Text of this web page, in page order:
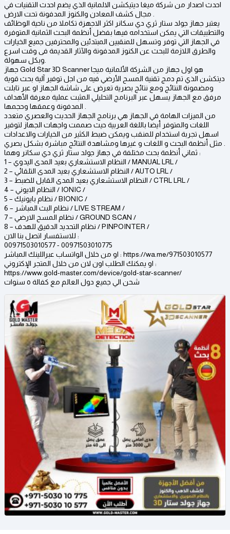
احدث اصدار من شركة ميغا ديتيكشن الالمانية الذي يضم احدث التقنيات في
يعتبر جهاز جولد ستار ثري دي سكانر اكثر الاجهزة تكاملا من ناحية الوظائف
والتطبيقات التي يمكن استخدامه فيها بفضل أنظمة البحث الثمانية المتوفرة
في الجهاز التي توفر وتسهل للمنقبين المبتدئين والمحترفين جميع الخيارات
والطرق اللازمة للبحث عن الكنوز المدفونة والآثار القديمة فى وقت اسرع
جهاز Gold Star 3D Scanner هو اول جهاز من الشركة الألمانية ميجا
ديتكشن الذي تم دمج تقنية المسح الأرضي فيه من اجل توفير آلية بحث قوية
ومضمونة النتائج ومع نتائج بصرية تعرض على شاشة الجهاز او عبر تابلت
مرفق مع الجهاز يسهل عبر البرنامج التحليلي المثبت عملية معرفة الأهداف
من الميزات الهامة في الجهاز هي برنامج الجهاز الحديث والعصري متعدد
اللغات والمتوفر أيضا باللغة العربية حيث صممت واجهات الجهاز لتوفير
اسهل تجربة استخدام للمنقب ويمكن ضبط الكثير من الخيارات والاعدادات
ثماني أنظمة بحث مختلفة في جهاز جولد ستار ثري دي سكانر وهما :
1 – النظام الاستشعاري بعيد المدى اليدوي / MANUAL LRL /
2 – النظام الاستشعاري بعيد المدى التلقائي / AUTO LRL /
3 – النظام الاستشعاري بعيد المدى القابل للضبط / CTRL LRL /
4 – النظام الايوني / IONIC /
5 – نظام بايونيك / BIONIC /
6 – نظام البث المباشر / LIVE STREAM /
7 – نظام المسح الارضي / GROUND SCAN /
8 – نظام التحديد الدقيق للهدف / PINPOINTER /
للاستفسار اتصل بنا الان :
00971503010577 - 00971503010775
او من خلال الواتساب عبراللينك المباشر : https://wa.me/971503010577
او يمكنك الطلب اون لان من خلال المتجر الإكتروني :
https://www.gold-master.com/device/gold-star-scanner/
شحن الي جميع دول العالم مع كفالة ٥ سنوات